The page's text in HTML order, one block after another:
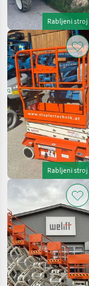
Rabljeni stroj
Rabljeni stroj